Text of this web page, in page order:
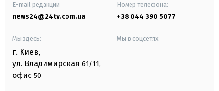
E-mail редакции
news24@24tv.com.ua
Номер телефона:
+38 044 390 5077
Мы здесь:
г. Киев,
ул. Владимирская 61/11,
офис 50
Мы в соцсетях: